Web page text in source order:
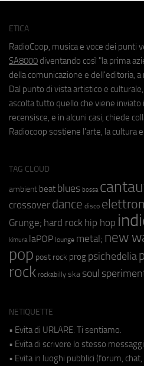
ETICA
RadioCoop, musica e voce dei punti
SA8000 diventando così "la prima
della comunicazione e dell'editoria,
Dal punto di vista artistico e
ascolta tutto quello che viene inviato
recensisce, e in alcuni casi, chiede
Radiocoop sostiene l'arte, la cultura
TAG CLOUD
ambient beat blues bossa
crossover dance disco
Grunge; hard rock hip hop
kimura laPOP lounge metal; new
pop post rock prog psichedelia
rock rockabilly ska soul
NETIQUETTE
• Evita di URLARE. Ti sentiamo.
• Evita di scrivere lo stesso
• Evita in luoghi pubblici (forum,